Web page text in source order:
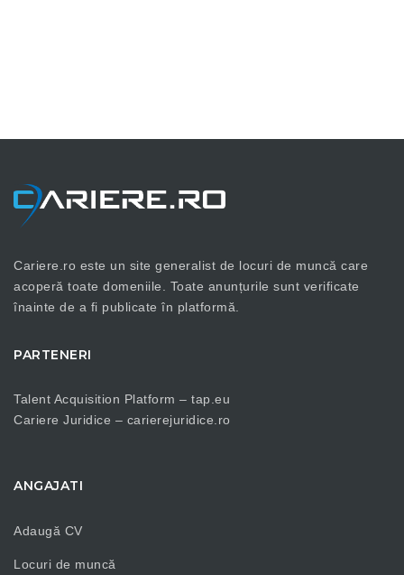
Cariere.ro este un site generalist de locuri de muncă care
acoperă toate domeniile. Toate anunțurile sunt verificate
înainte de a fi publicate în platformă.
PARTENERI
Talent Acquisition Platform – tap.eu
Cariere Juridice – carierejuridice.ro
ANGAJATI
Adaugă CV
Locuri de muncă